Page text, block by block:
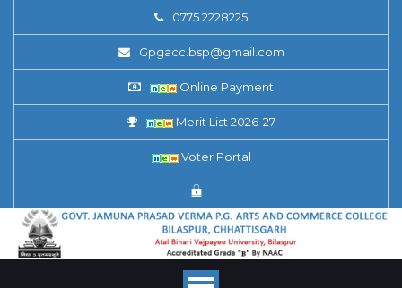
0775 2228225
Gpgacc.bsp@gmail.com
Online Payment
Merit List 2026-27
Voter Portal